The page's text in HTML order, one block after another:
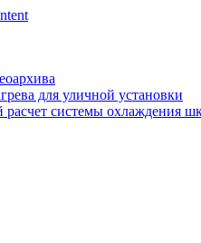
для уличной установки
системы охлаждения